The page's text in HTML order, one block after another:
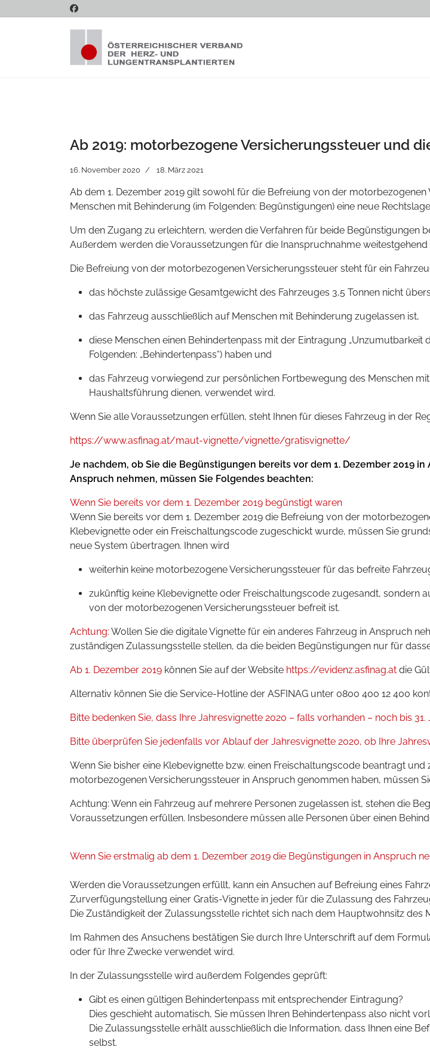
Ab 2019: motorbezogene Versicherungssteuer und
16. November 2020 18. März 2021
Ab dem 1. Dezember 2019 gilt sowohl für die Befreiung von der
Menschen mit Behinderung (im Folgenden: Begünstigungen) eine neue
Um den Zugang zu erleichtern, werden die Verfahren für beide Begünstigungen
Außerdem werden die Voraussetzungen für die Inanspruchnahme weitestgehend
Die Befreiung von der motorbezogenen Versicherungssteuer steht für ein
das höchste zulässige Gesamtgewicht des Fahrzeuges 3,5 Tonnen nicht
das Fahrzeug ausschließlich auf Menschen mit Behinderung zugelassen ist,
diese Menschen einen Behindertenpass mit der Eintragung „Unzumutbarkeit
Folgenden: „Behindertenpass“) haben und
das Fahrzeug vorwiegend zur persönlichen Fortbewegung des Menschen
Haushaltsführung dienen, verwendet wird.
Wenn Sie alle Voraussetzungen erfüllen, steht Ihnen für dieses Fahrzeug in der
https://www.asfinag.at/maut-vignette/vignette/gratisvignette/
Je nachdem, ob Sie die Begünstigungen bereits vor dem 1. Dezember 2019
Anspruch nehmen, müssen Sie Folgendes beachten:
Wenn Sie bereits vor dem 1. Dezember 2019 begünstigt waren
Wenn Sie bereits vor dem 1. Dezember 2019 die Befreiung von der
Klebevignette oder ein Freischaltungscode zugeschickt wurde, müssen Sie
neue System übertragen. Ihnen wird
weiterhin keine motorbezogene Versicherungssteuer für das befreite
zukünftig keine Klebevignette oder Freischaltungscode zugesandt, sondern
von der motorbezogenen Versicherungssteuer befreit ist.
Achtung: Wollen Sie die digitale Vignette für ein anderes Fahrzeug in Anspruch
zuständigen Zulassungsstelle stellen, da die beiden Begünstigungen nur für
Ab 1. Dezember 2019 können Sie auf der Website https://evidenz.asfinag.at die
Alternativ können Sie die Service-Hotline der ASFINAG unter 0800 400 12 400
Bitte bedenken Sie, dass Ihre Jahresvignette 2020 – falls vorhanden – noch bis 31.
Bitte überprüfen Sie jedenfalls vor Ablauf der Jahresvignette 2020, ob Ihre
Wenn Sie bisher eine Klebevignette bzw. einen Freischaltungscode beantragt
motorbezogenen Versicherungssteuer in Anspruch genommen haben, müssen
Achtung: Wenn ein Fahrzeug auf mehrere Personen zugelassen ist, stehen die
Voraussetzungen erfüllen. Insbesondere müssen alle Personen über einen
Wenn Sie erstmalig ab dem 1. Dezember 2019 die Begünstigungen in Anspruch
Werden die Voraussetzungen erfüllt, kann ein Ansuchen auf Befreiung eines
Zurverfügungstellung einer Gratis-Vignette in jeder für die Zulassung des
Die Zuständigkeit der Zulassungsstelle richtet sich nach dem Hauptwohnsitz des
Im Rahmen des Ansuchens bestätigen Sie durch Ihre Unterschrift auf dem
oder für Ihre Zwecke verwendet wird.
In der Zulassungsstelle wird außerdem Folgendes geprüft:
Gibt es einen gültigen Behindertenpass mit entsprechender Eintragung?
Dies geschieht automatisch, Sie müssen Ihren Behindertenpass also nicht
Die Zulassungsstelle erhält ausschließlich die Information, dass Ihnen eine
selbst.